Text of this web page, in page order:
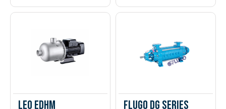
Leo EDHm Flugo DG Series